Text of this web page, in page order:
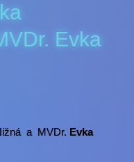
Evka
a MVDr. Evka